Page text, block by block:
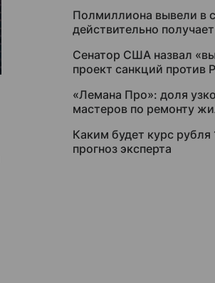
Полмиллиона вывели в
действительно
Сенатор США назвал
проект санкций против
«Лемана Про»: доля
мастеров по ремонту
Каким будет курс рубля
прогноз эксперта